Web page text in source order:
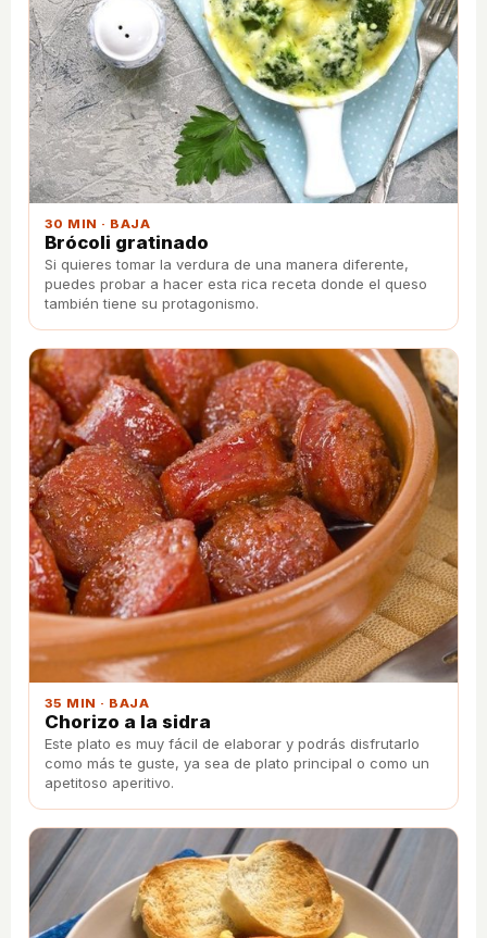
30 MIN · BAJA
Brócoli gratinado
Si quieres tomar la verdura de una manera diferente,
puedes probar a hacer esta rica receta donde el queso
también tiene su protagonismo.
35 MIN · BAJA
Chorizo a la sidra
Este plato es muy fácil de elaborar y podrás disfrutarlo
como más te guste, ya sea de plato principal o como un
apetitoso aperitivo.